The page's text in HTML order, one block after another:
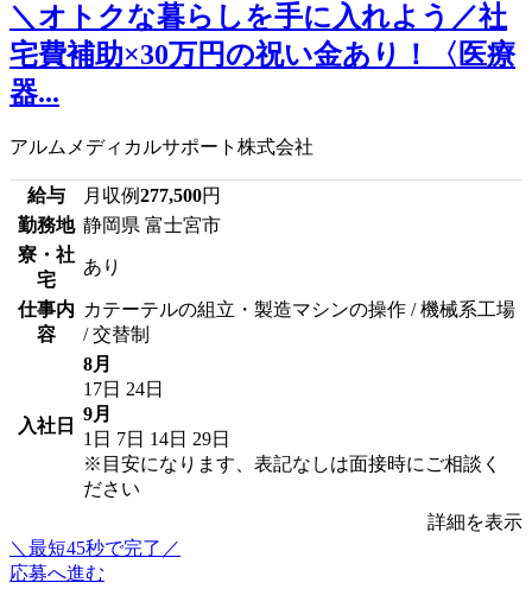
＼オトクな暮らしを手に入れよう／社
宅費補助×30万円の祝い金あり！〈医療
器...
アルムメディカルサポート株式会社
給与 月収例277,500円
勤務地 静岡県 富士宮市
寮・社
宅
あり
仕事内
容
カテーテルの組立・製造マシンの操作 / 機械系工場
/ 交替制
入社日
8月
17日 24日
9月
1日 7日 14日 29日
※目安になります、表記なしは面接時にご相談く
ださい
詳細を表示
＼最短45秒で完了／
応募へ進む